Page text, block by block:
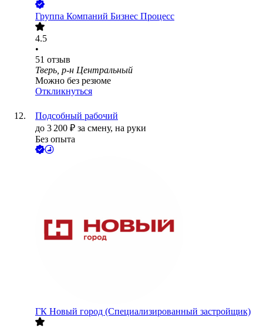
Группа Компаний Бизнес Процесс
4.5
•
51 отзыв
Тверь, р-н Центральный
Можно без резюме
Откликнуться
Подсобный рабочий
до 3 200 ₽ за смену, на руки
Без опыта
ГК Новый город (Специализированный застройщик)